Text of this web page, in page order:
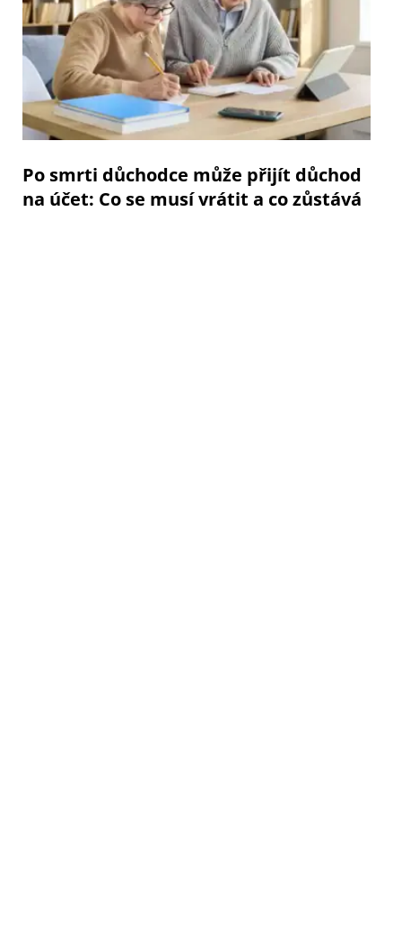
Po smrti důchodce může přijít důchod
na účet: Co se musí vrátit a co zůstává